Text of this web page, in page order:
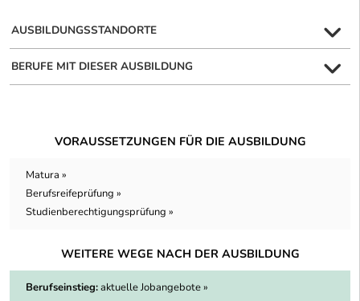
AUSBILDUNGSSTANDORTE
BERUFE MIT DIESER AUSBILDUNG
VORAUSSETZUNGEN FÜR DIE AUSBILDUNG
Matura »
Berufsreifeprüfung »
Studienberechtigungsprüfung »
WEITERE WEGE NACH DER AUSBILDUNG
Berufseinstieg:aktuelle Jobangebote »